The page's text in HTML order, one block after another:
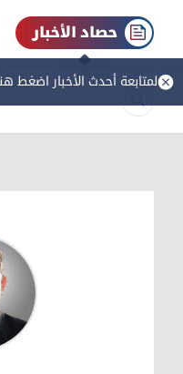
حصاد الأخبار
لمتابعة أحدث الأخبار اضغط